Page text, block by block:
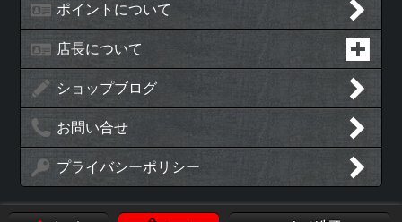
ポイントについて
店長について
ショップブログ
お問い合せ
プライバシーポリシー